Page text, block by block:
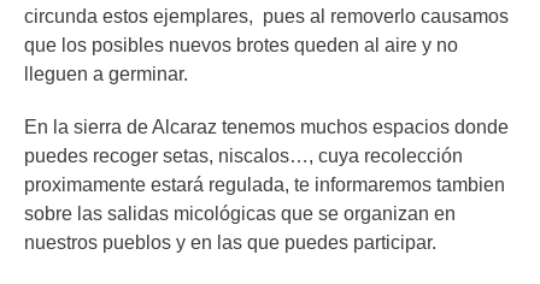
circunda estos ejemplares, pues al removerlo causamos
que los posibles nuevos brotes queden al aire y no
lleguen a germinar.
En la sierra de Alcaraz tenemos muchos espacios donde
puedes recoger setas, niscalos…, cuya recolección
proximamente estará regulada, te informaremos tambien
sobre las salidas micológicas que se organizan en
nuestros pueblos y en las que puedes participar.